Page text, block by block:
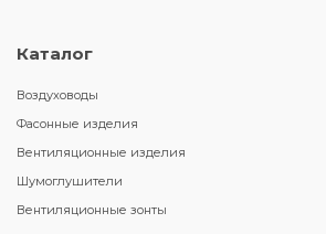
Каталог
Воздуховоды
Фасонные изделия
Вентиляционные изделия
Шумоглушители
Вентиляционные зонты